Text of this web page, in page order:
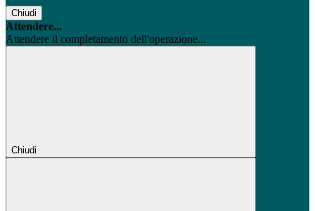
Chiudi
Attendere...
Attendere il completamento dell'operazione...
Chiudi